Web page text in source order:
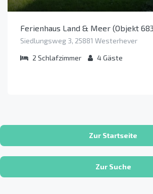
Ferienhaus Land & Meer (Objekt
Siedlungsweg 3, 25881 Westerhever
2 Schlafzimmer 4Gäste
Zur Startseite
Zur Suche